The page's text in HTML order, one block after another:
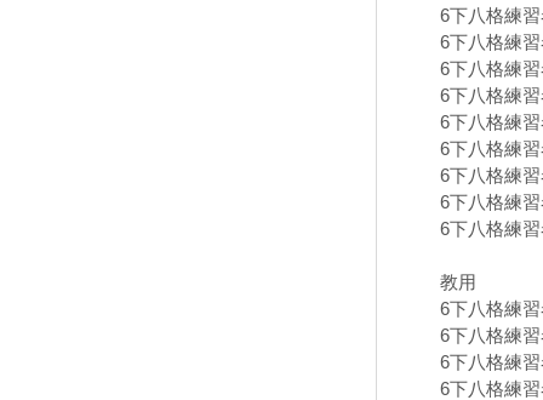
6下八格練
6下八格練
6下八格練
6下八格練
6下八格練
6下八格練
6下八格練
6下八格練
6下八格練
教用
6下八格練
6下八格練
6下八格練
6下八格練